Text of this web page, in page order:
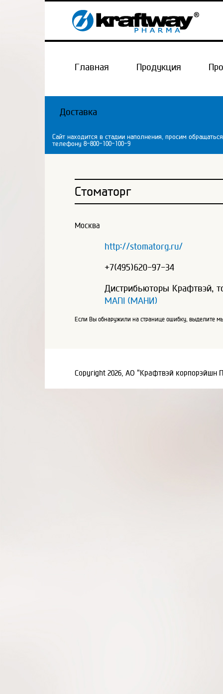
Главная Продукция
Доставка
Сайт находится в стадии наполнения, просим
телефону 8-800-100-100-9
Стоматорг
Москва
http://stomatorg.ru/
+7(495)620-97-34
Дистрибьюторы Крафтвэй,
MANI (МАНИ)
Если Вы обнаружили на странице ошибку, выделите
Copyright 2026, АО "Крафтвэй корпорэйшн